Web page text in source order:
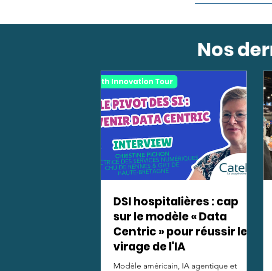
DSI hospitalières : cap
sur le modèle « Data
Centric » pour réussir le
virage de l'IA
Modèle américain, IA agentique et
Nos